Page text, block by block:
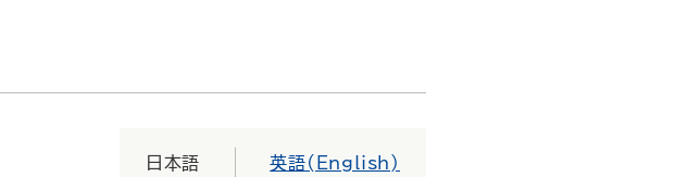
日本語 英語(English)